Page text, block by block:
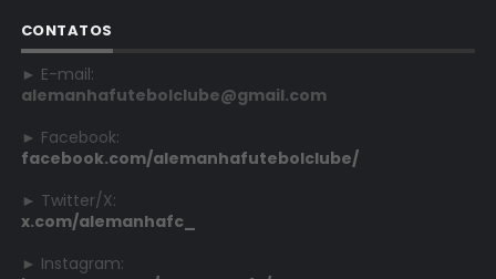
CONTATOS
► E-mail:
alemanhafutebolclube@gmail.com
► Facebook:
facebook.com/alemanhafutebolclube/
► Twitter/X:
x.com/alemanhafc_
► Instagram: